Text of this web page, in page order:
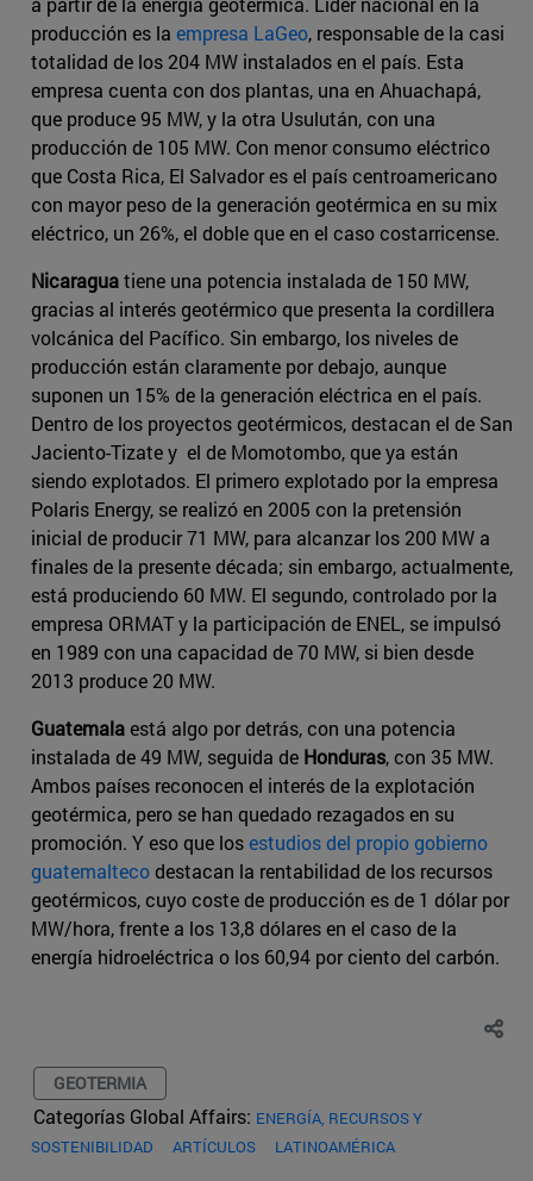
producción es la empresa LaGeo, responsable de la casi
totalidad de los 204 MW instalados en el país. Esta
empresa cuenta con dos plantas, una en Ahuachapá,
que produce 95 MW, y la otra Usulután, con una
producción de 105 MW. Con menor consumo eléctrico
que Costa Rica, El Salvador es el país centroamericano
con mayor peso de la generación geotérmica en su mix
eléctrico, un 26%, el doble que en el caso costarricense.
Nicaraguatiene una potencia instalada de 150 MW,
gracias al interés geotérmico que presenta la cordillera
volcánica del Pacífico. Sin embargo, los niveles de
producción están claramente por debajo, aunque
suponen un 15% de la generación eléctrica en el país.
Dentro de los proyectos geotérmicos, destacan el de San
Jaciento-Tizate y el de Momotombo, que ya están
siendo explotados. El primero explotado por la empresa
Polaris Energy, se realizó en 2005 con la pretensión
inicial de producir 71 MW, para alcanzar los 200 MW a
finales de la presente década; sin embargo, actualmente,
está produciendo 60 MW. El segundo, controlado por la
empresa ORMAT y la participación de ENEL, se impulsó
en 1989 con una capacidad de 70 MW, si bien desde
2013 produce 20 MW.
Guatemalaestá algo por detrás, con una potencia
instalada de 49 MW, seguida de Honduras, con 35 MW.
Ambos países reconocen el interés de la explotación
geotérmica, pero se han quedado rezagados en su
promoción. Y eso que losestudios del propio gobierno
guatemaltecodestacan la rentabilidad de los recursos
geotérmicos, cuyo coste de producción es de 1 dólar por
MW/hora, frente a los 13,8 dólares en el caso de la
energía hidroeléctrica o los 60,94 por ciento del carbón.
GEOTERMIA
Categorías Global Affairs: ENERGÍA, RECURSOS Y
SOSTENIBILIDAD
ARTÍCULOS LATINOAMÉRICA